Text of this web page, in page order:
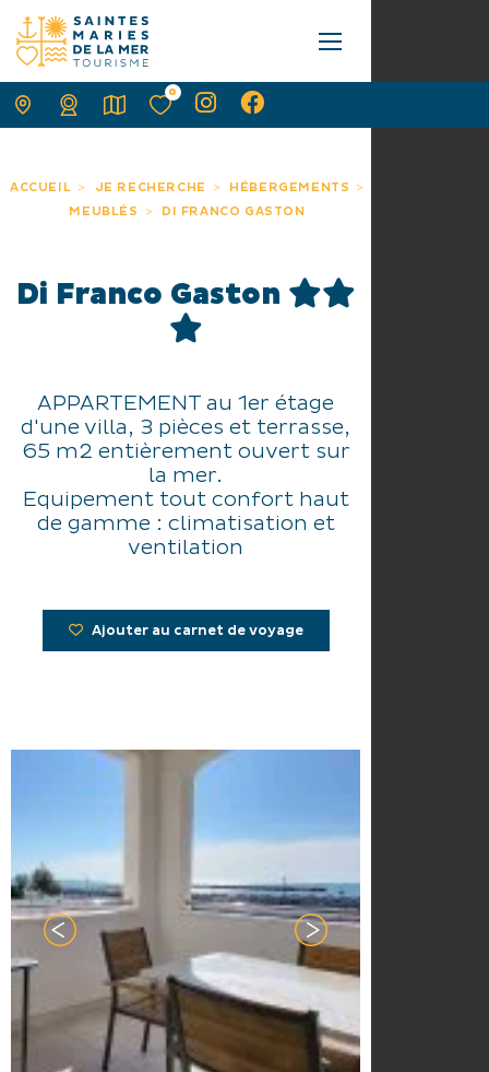
ACCUEIL JE RECHERCHE
HÉBERGEMENTS
MEUBLÉS
DI FRANCO GASTON
Di Franco Gaston
APPARTEMENT au 1er étage
d'une villa, 3 pièces et terrasse,
65 m2 entièrement ouvert sur
la mer.
Equipement tout confort haut
de gamme : climatisation et
ventilation
Ajouter au carnet de voyage
0